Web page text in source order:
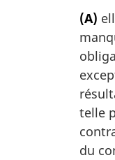
(A)
telle
du